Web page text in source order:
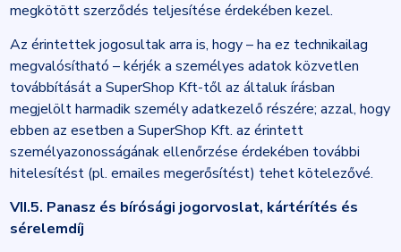
megkötött szerződés teljesítése érdekében kezel.
Az érintettek jogosultak arra is, hogy – ha ez technikailag
megvalósítható – kérjék a személyes adatok közvetlen
továbbítását a SuperShop Kft-től az általuk írásban
megjelölt harmadik személy adatkezelő részére; azzal, hogy
ebben az esetben a SuperShop Kft. az érintett
személyazonosságának ellenőrzése érdekében további
hitelesítést (pl. emailes megerősítést) tehet kötelezővé.
VII.5. Panasz és bírósági jogorvoslat, kártérítés és
sérelemdíj